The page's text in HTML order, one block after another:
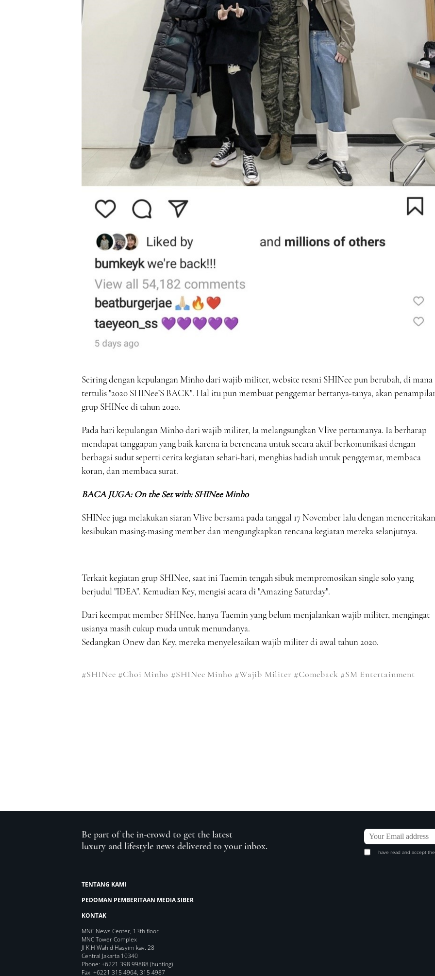
Seiring dengan kepulangan Minho dari wajib militer, website resmi SHINee pun berubah, di mana
tertulis "2020 SHINee’S BACK". Hal itu pun membuat penggemar bertanya-tanya, akan
grup SHINee di tahun 2020.
Pada hari kepulangan Minho dari wajib militer, Ia melangsungkan Vlive pertamanya. Ia berharap
mendapat tanggapan yang baik karena ia berencana untuk secara aktif berkomunikasi dengan
berbagai sudut seperti cerita kegiatan sehari-hari, menghias hadiah untuk penggemar, membaca
koran, dan membaca surat.
BACA JUGA: On the Set with: SHINee Minho
SHINee juga melakukan siaran Vlive bersama pada tanggal 17 November lalu dengan menceritakan
kesibukan masing-masing member dan mengungkapkan rencana kegiatan mereka selanjutnya.
Terkait kegiatan grup SHINee, saat ini Taemin tengah sibuk mempromosikan single solo yang
berjudul "IDEA". Kemudian Key, mengisi acara di "Amazing Saturday".
Dari keempat member SHINee, hanya Taemin yang belum menjalankan wajib militer, mengingat
usianya masih cukup muda untuk menundanya.
Sedangkan Onew dan Key, mereka menyelesaikan wajib militer di awal tahun 2020.
#SHINee #Choi Minho #SHINee Minho #Wajib Militer #Comeback #SM Entertainment
Be part of the in-crowd to get the latest
luxury and lifestyle news delivered to your inbox.
I have read and accept
TENTANG KAMI
PEDOMAN PEMBERITAAN MEDIA SIBER
KONTAK
MNC News Center, 13th floor
MNC Tower Complex
Jl K.H Wahid Hasyim kav. 28
Central Jakarta 10340
Phone: +6221 398 99888 (hunting)
Fax: +6221 315 4964, 315 4987